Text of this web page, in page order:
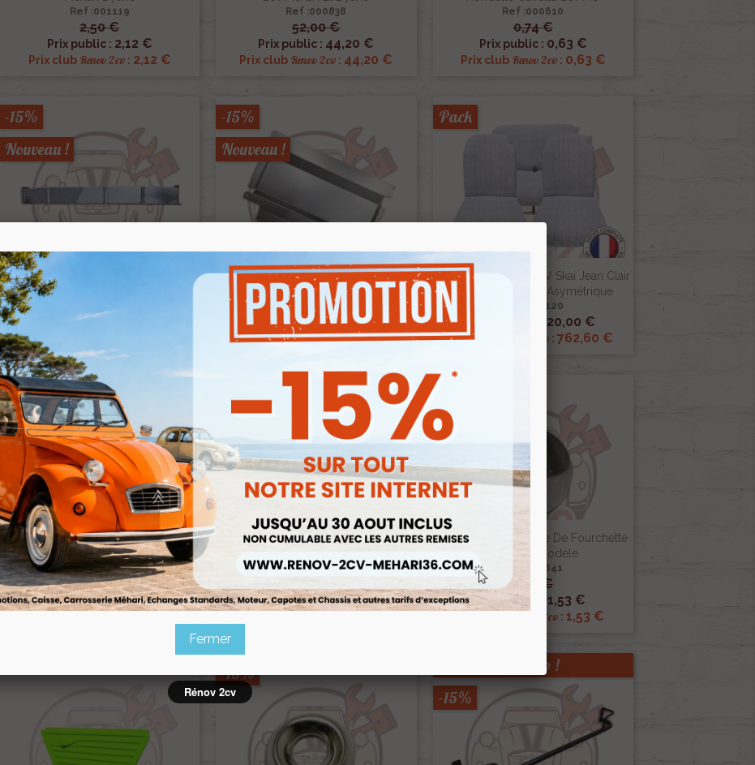
Ref :001119
2,50 €
Prix public : 2,12 €
Prix club Renov 2cv: 2,12 €
 Aperçu rapide
Ref :000838
52,00 €
Prix public : 44,20 €
Prix club Renov 2cv : 44,20 €
 Aperçu rapide
Ref :000610
0,74 €
Prix public : 0,63 €
Prix club Renov 2cv: 0,63 €
 Aperçu rapide
Traverse Intermédiaire Avant 2cv
Fourgonnette AZU AK
Prix public :
Prix club
-15%
Nouveau !
Aperçu rapide
2cv Méhari Et Dyane
Ref :005373
38,00 €
Prix public :32,30 €
Prix clubRenov 2cv:32,30 €
-15%
Nouveau !
Aperçu rapide
Sièges Complets 2CV Skai Jean Clair
Sièges Banquette Asymétrique
Ref :005120
820,00 €
Prix club Renov 2cv :762,60 €
Pack
Aperçu rapide
Bache De Protection Pour Roue De
Secours Mehari
Ref :003915
19,50 €
Prix public :16,58 €
16,58 €
-15%
Aperçu rapide
Jeu De Garnitures Sièges Et Banquette
2cv Orange Rayé SYM
Ref :003670
Prix public :154,70 €
154,70 €
Promo !
-15%
Aperçu rapide
Bille De Verrou D'axe De Fourchette
Nouveau Modèle
Ref :003641
1,80 €
Prix public :1,53 €
Renov 2cv :1,53 €
Aperçu rapide
-15%
Promo !
-15%
Fermer
Rénov 2cv